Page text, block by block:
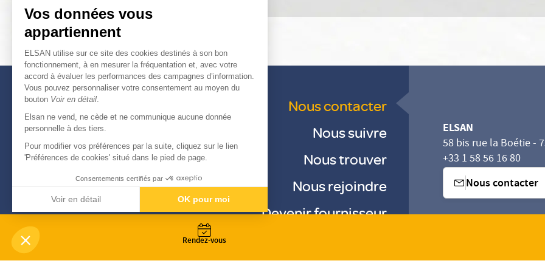
Vos données vous
appartiennent
ELSAN utilise sur ce site des cookies destinés à son bon
fonctionnement, à en mesurer la fréquentation et, avec votre
accord à évaluer les performances des campagnes d’information.
Vous pouvez personnaliser votre consentement au moyen du
bouton Voir en détail
Elsan ne vend, ne cède et ne communique aucune donnée
personnelle à des tiers.
Pour modifier vos préférences par la suite, cliquez sur le lien
'Préférences de cookies' situé dans le pied de page.
Consentements certifiés par
Voir en détail OK pour moi
Notre plateforme vous permet d'adapter et de gérer vos paramètres de confidentialité, en garantissant la
Rendez-vous
Nous contacter
Nous suivre
Nous trouver
Nous rejoindre
Devenir fournisseur
ELSAN
58 bis rue la Boétie -
+33 1 58 56 16 80
Nous contacter
Mentions Légales-Données personnelles